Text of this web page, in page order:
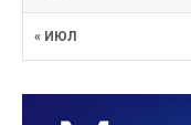
« ИЮЛ